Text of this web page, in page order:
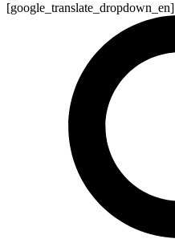
[google_translate_dropdown_en]